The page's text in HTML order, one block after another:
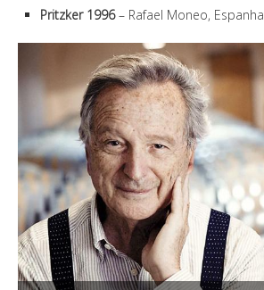
Pritzker 1996– Rafael Moneo, Espanha